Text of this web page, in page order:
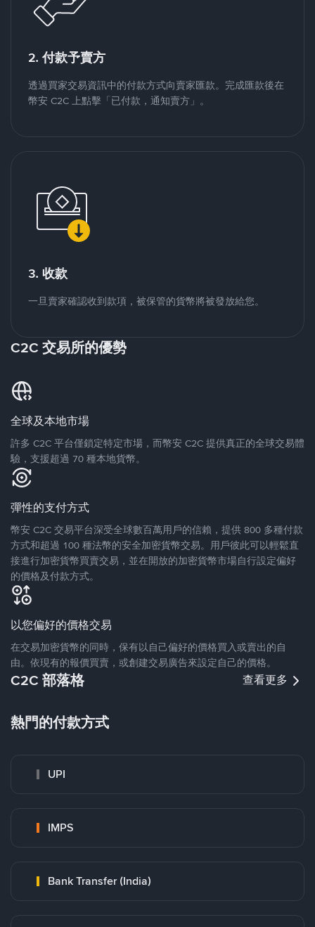
2. 付款予賣方
透過買家交易資訊中的付款方式向賣家匯款。完成匯款後在
幣安 C2C 上點擊「已付款，通知賣方」。
3. 收款
一旦賣家確認收到款項，被保管的貨幣將被發放給您。
C2C 交易所的優勢
全球及本地市場
許多 C2C 平台僅鎖定特定市場，而幣安 C2C 提供真正的全球交易體
驗，支援超過 70 種本地貨幣。
彈性的支付方式
幣安 C2C 交易平台深受全球數百萬用戶的信賴，提供 800 多種付款
方式和超過 100 種法幣的安全加密貨幣交易。用戶彼此可以輕鬆直
接進行加密貨幣買賣交易，並在開放的加密貨幣市場自行設定偏好
的價格及付款方式。
以您偏好的價格交易
在交易加密貨幣的同時，保有以自己偏好的價格買入或賣出的自
由。依現有的報價買賣，或創建交易廣告來設定自己的價格。
C2C 部落格 查看更多
熱門的付款方式
UPI
IMPS
Bank Transfer (India)